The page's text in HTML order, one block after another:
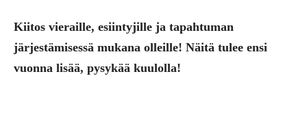
Kiitos vieraille, esiintyjille ja tapahtuman
järjestämisessä mukana olleille! Näitä tulee ensi
vuonna lisää, pysykää kuulolla!